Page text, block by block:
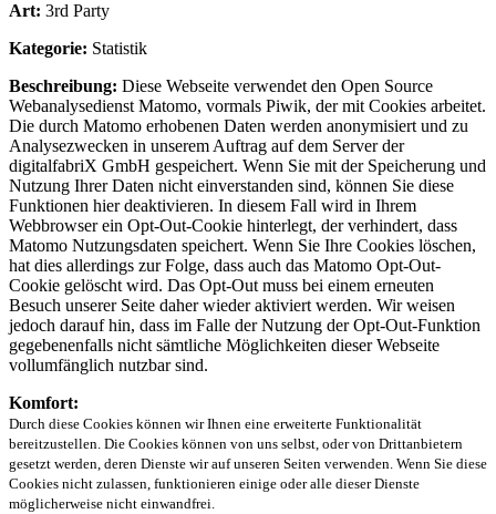
Art: 3rd Party
Kategorie: Statistik
Beschreibung: Diese Webseite verwendet den Open Source
Webanalysedienst Matomo, vormals Piwik, der mit Cookies arbeitet.
Die durch Matomo erhobenen Daten werden anonymisiert und zu
Analysezwecken in unserem Auftrag auf dem Server der
digitalfabriX GmbH gespeichert. Wenn Sie mit der Speicherung und
Nutzung Ihrer Daten nicht einverstanden sind, können Sie diese
Funktionen hier deaktivieren. In diesem Fall wird in Ihrem
Webbrowser ein Opt-Out-Cookie hinterlegt, der verhindert, dass
Matomo Nutzungsdaten speichert. Wenn Sie Ihre Cookies löschen,
hat dies allerdings zur Folge, dass auch das Matomo Opt-Out-
Cookie gelöscht wird. Das Opt-Out muss bei einem erneuten
Besuch unserer Seite daher wieder aktiviert werden. Wir weisen
jedoch darauf hin, dass im Falle der Nutzung der Opt-Out-Funktion
gegebenenfalls nicht sämtliche Möglichkeiten dieser Webseite
vollumfänglich nutzbar sind.
Komfort:
Durch diese Cookies können wir Ihnen eine erweiterte Funktionalität
bereitzustellen. Die Cookies können von uns selbst, oder von Drittanbietern
gesetzt werden, deren Dienste wir auf unseren Seiten verwenden. Wenn Sie diese
Cookies nicht zulassen, funktionieren einige oder alle dieser Dienste
möglicherweise nicht einwandfrei.